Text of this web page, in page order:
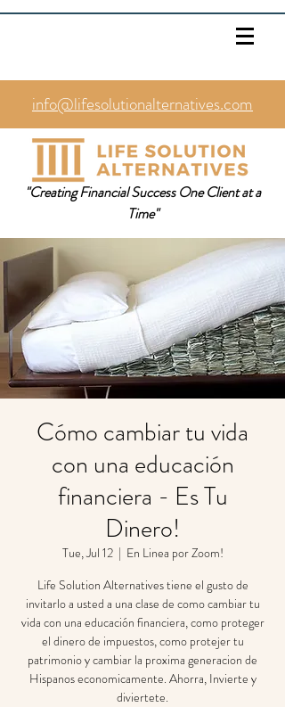
info@lifesolutionalternatives.com
469.353.1567
"Creating Financial Success One Client at a
Time"
Cómo cambiar tu vida
con una educación
financiera - Es Tu
Dinero!
Tue, Jul 12
  |
En Linea por Zoom!
Life Solution Alternatives tiene el gusto de
invitarlo a usted a una clase de como cambiar tu
vida con una educación financiera, como proteger
el dinero de impuestos, como protejer tu
patrimonio y cambiar la proxima generacion de
Hispanos economicamente. Ahorra, Invierte y
diviertete.